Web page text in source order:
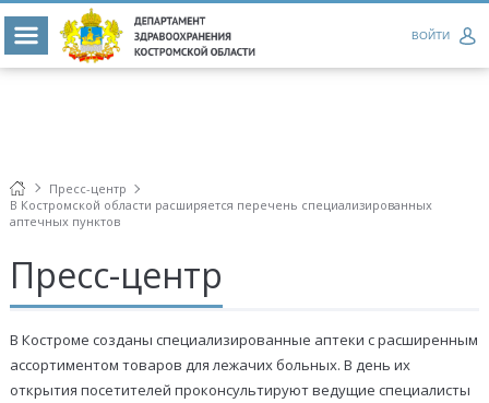
ВОЙТИ
Пресс-центр
В Костромской области расширяется перечень специализированных
аптечных пунктов
Пресс-центр
В Костроме созданы специализированные аптеки с расширенным
ассортиментом товаров для лежачих больных. В день их
открытия посетителей проконсультируют ведущие специалисты